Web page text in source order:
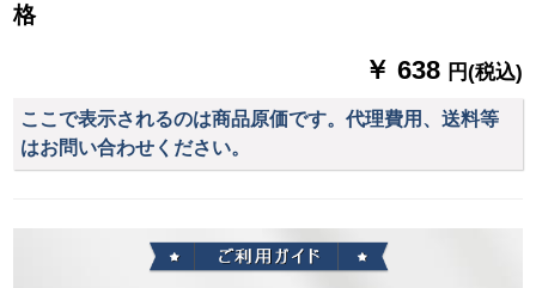
格
￥ 638 円(税込)
ここで表示されるのは商品原価です。代理費用、送料等
はお問い合わせください。